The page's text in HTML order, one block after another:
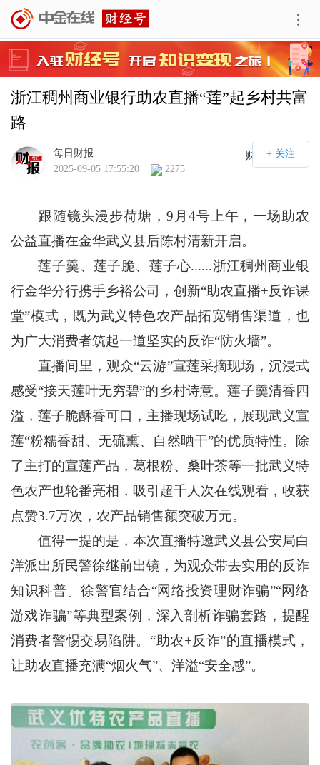
浙江稠州商业银行助农直播“莲”起乡村共富
路
财经号APP
每日财报
2025-09-05 17:55:20
2275
跟随镜头漫步荷塘，9月4号上午，一场助农
公益直播在金华武义县后陈村清新开启。
莲子羹、莲子脆、莲子心......浙江稠州商业银
行金华分行携手乡裕公司，创新“助农直播+反诈课
堂”模式，既为武义特色农产品拓宽销售渠道，也
为广大消费者筑起一道坚实的反诈“防火墙”。
直播间里，观众“云游”宣莲采摘现场，沉浸式
感受“接天莲叶无穷碧”的乡村诗意。莲子羹清香四
溢，莲子脆酥香可口，主播现场试吃，展现武义宣
莲“粉糯香甜、无硫熏、自然晒干”的优质特性。除
了主打的宣莲产品，葛根粉、桑叶茶等一批武义特
色农产也轮番亮相，吸引超千人次在线观看，收获
点赞3.7万次，农产品销售额突破万元。
值得一提的是，本次直播特邀武义县公安局白
洋派出所民警徐继前出镜，为观众带去实用的反诈
知识科普。徐警官结合“网络投资理财诈骗”“网络
游戏诈骗”等典型案例，深入剖析诈骗套路，提醒
消费者警惕交易陷阱。“助农+反诈”的直播模式，
让助农直播充满“烟火气”、洋溢“安全感”。